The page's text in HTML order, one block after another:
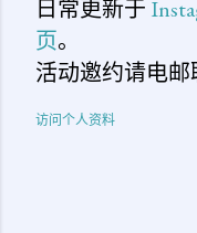
日常更新于
页。
活动邀约请电邮
访问个人资料